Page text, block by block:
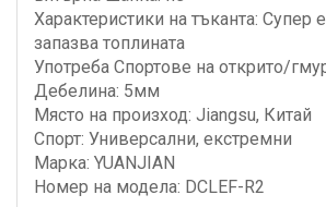
Характеристики на тъканта: Супер
запазва топлината
Употреба Спортове на открито/
Дебелина: 5мм
Място на произход: Jiangsu, Китай
Спорт: Универсални, екстремни
Марка: YUANJIAN
Номер на модела: DCLEF-R2